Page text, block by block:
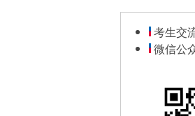
考生交
微信公